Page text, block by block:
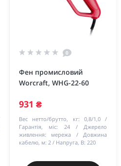
0
Фен промисловий
Worcraft, WHG-22-60
931 ₴
Вес нетто/брутто, кг:
0,8/1,0
Гарантія, міс:
24
Джерело
живлення:
мережа
Довжина
кабелю, м: 2 Напруга, В: 220